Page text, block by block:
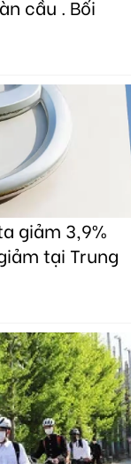
cầu . Bối
giảm 3,9%
tại Trung